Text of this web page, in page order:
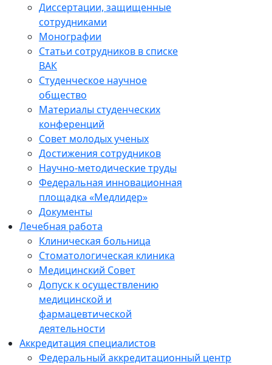
Диссертации, защищенные
сотрудниками
Монографии
Статьи сотрудников в списке
ВАК
Студенческое научное
общество
Материалы студенческих
конференций
Совет молодых ученых
Достижения сотрудников
Научно-методические труды
Федеральная инновационная
площадка «Медлидер»
Документы
Лечебная работа
Клиническая больница
Стоматологическая клиника
Медицинский Совет
Допуск к осуществлению
медицинской и
фармацевтической
деятельности
Аккредитация специалистов
Федеральный аккредитационный центр